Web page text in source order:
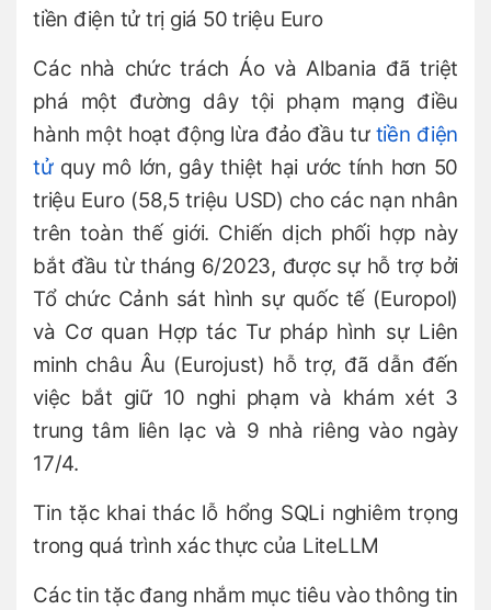
tiền điện tử trị giá 50 triệu Euro
Các nhà chức trách Áo và Albania đã triệt
phá một đường dây tội phạm mạng điều
hành một hoạt động lừa đảo đầu tư tiền điện
tửquy mô lớn, gây thiệt hại ước tính hơn 50
triệu Euro (58,5 triệu USD) cho các nạn nhân
trên toàn thế giới. Chiến dịch phối hợp này
bắt đầu từ tháng 6/2023, được sự hỗ trợ bởi
Tổ chức Cảnh sát hình sự quốc tế (Europol)
và Cơ quan Hợp tác Tư pháp hình sự Liên
minh châu Âu (Eurojust) hỗ trợ, đã dẫn đến
việc bắt giữ 10 nghi phạm và khám xét 3
trung tâm liên lạc và 9 nhà riêng vào ngày
17/4.
Tin tặc khai thác lỗ hổng SQLi nghiêm trọng
trong quá trình xác thực của LiteLLM
Các tin tặc đang nhắm mục tiêu vào thông tin